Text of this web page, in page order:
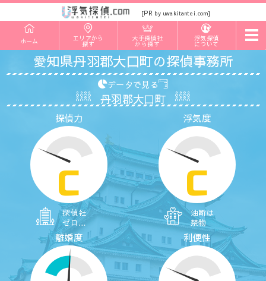
[PR by uwakitantei.com]
ホーム エリアから
探す
大手探偵社
から探す
浮気探偵
について
t
o
g
v
愛知県丹羽郡大口町の探偵事務所
探偵力
C
探偵社
ゼロ…
浮気度
C
油断は
禁物
データで見る
丹羽郡大口町
離婚度 利便性